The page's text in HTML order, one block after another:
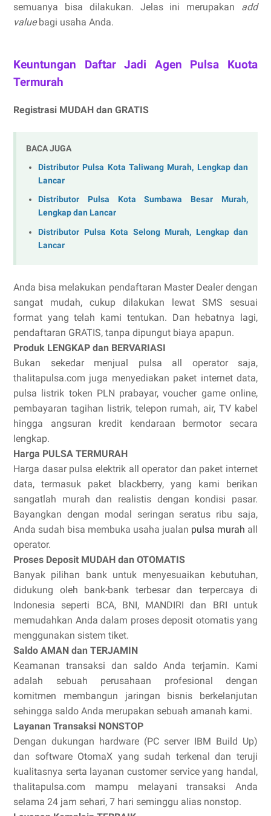
semuanya bisa dilakukan. Jelas ini merupakan add
valuebagi usaha Anda.
Keuntungan Daftar Jadi Agen Pulsa Kuota
Termurah
Registrasi MUDAH dan GRATIS
BACA JUGA
Distributor Pulsa Kota Taliwang Murah, Lengkap dan
Lancar
Distributor Pulsa Kota Sumbawa Besar Murah,
Lengkap dan Lancar
Distributor Pulsa Kota Selong Murah, Lengkap dan
Lancar
Anda bisa melakukan pendaftaran Master Dealer dengan
sangat mudah, cukup dilakukan lewat SMS sesuai
format yang telah kami tentukan. Dan hebatnya lagi,
pendaftaran GRATIS, tanpa dipungut biaya apapun.
Produk LENGKAP dan BERVARIASI
Bukan sekedar menjual pulsa all operator saja,
thalitapulsa.com juga menyediakan paket internet data,
pulsa listrik token PLN prabayar, voucher game online,
pembayaran tagihan listrik, telepon rumah, air, TV kabel
hingga angsuran kredit kendaraan bermotor secara
lengkap.
Harga PULSA TERMURAH
Harga dasar pulsa elektrik all operator dan paket internet
data, termasuk paket blackberry, yang kami berikan
sangatlah murah dan realistis dengan kondisi pasar.
Bayangkan dengan modal seringan seratus ribu saja,
Anda sudah bisa membuka usaha jualan pulsa murah all
operator.
Proses Deposit MUDAH dan OTOMATIS
Banyak pilihan bank untuk menyesuaikan kebutuhan,
didukung oleh bank-bank terbesar dan terpercaya di
Indonesia seperti BCA, BNI, MANDIRI dan BRI untuk
memudahkan Anda dalam proses deposit otomatis yang
menggunakan sistem tiket.
Saldo AMAN dan TERJAMIN
Keamanan transaksi dan saldo Anda terjamin. Kami
adalah sebuah perusahaan profesional dengan
komitmen membangun jaringan bisnis berkelanjutan
sehingga saldo Anda merupakan sebuah amanah kami.
Layanan Transaksi NONSTOP
Dengan dukungan hardware (PC server IBM Build Up)
dan software OtomaX yang sudah terkenal dan teruji
kualitasnya serta layanan customer service yang handal,
thalitapulsa.com mampu melayani transaksi Anda
selama 24 jam sehari, 7 hari seminggu alias nonstop.